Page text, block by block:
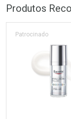
Por Menos
Produtos
Patrocinado